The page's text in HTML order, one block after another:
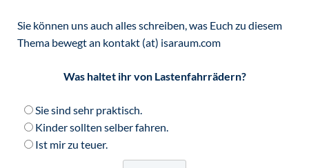
Sie können uns auch alles schreiben, was Euch zu diesem
Thema bewegt an kontakt (at) isaraum.com
Was haltet ihr von Lastenfahrrädern?
Sie sind sehr praktisch.
Kinder sollten selber fahren.
Ist mir zu teuer.